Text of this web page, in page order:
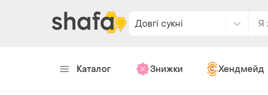
Довгі сукні
Каталог Знижки Хендмейд